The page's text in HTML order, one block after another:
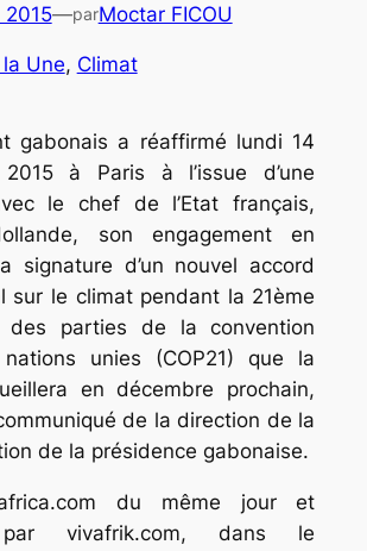
2015—parMoctar FICOU
Une, Climat
gabonais a réaffirmé lundi 14
2015 à Paris à l’issue d’une
le chef de l’Etat français,
son engagement en
signature d’un nouvel accord
sur le climat pendant la 21ème
des parties de la convention
unies (COP21) que la
en décembre prochain,
de la direction de la
de la présidence gabonaise.
du même jour et
par vivafrik.com, dans le